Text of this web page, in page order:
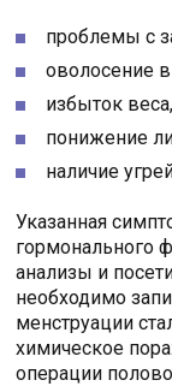
проблемы с
оволосение
избыток веса,
понижение
наличие
Указанная
гормонального
анализы и
необходимо
менструации
химическое
операции